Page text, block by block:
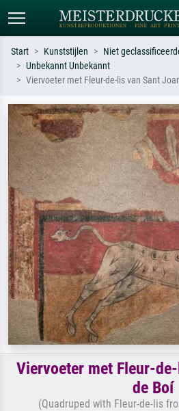
Standaard zoeken
Monet, Sterrennacht, impressionisme,
Hokusai-golf, naakt.
Start Kunststijlen
Niet
Unbekannt Unbekannt
Viervoeter met Fleur-de-lis van Sant
Viervoeter met Fleur-
de Boí
(Quadruped with Fleur-de-lis